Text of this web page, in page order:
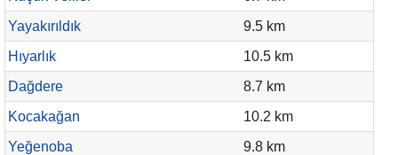
Yayakırıldık
9.5 km
Hıyarlık
10.5 km
Dağdere
8.7 km
Kocakağan
10.2 km
Yeğenoba
9.8 km